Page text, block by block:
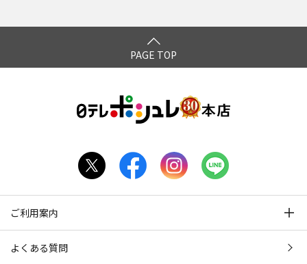
PAGE TOP
ご利用案内
よくある質問